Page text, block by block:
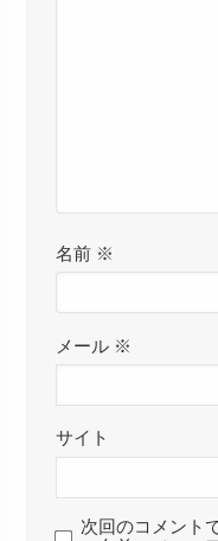
名前 ※
メール ※
サイト
次回のコメント